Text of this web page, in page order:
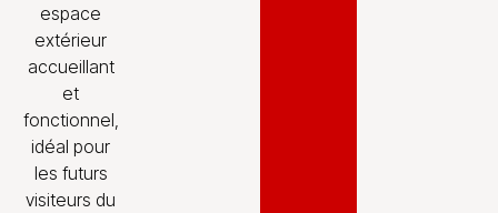
espace
extérieur
accueillant
et
fonctionnel,
idéal pour
les futurs
visiteurs du